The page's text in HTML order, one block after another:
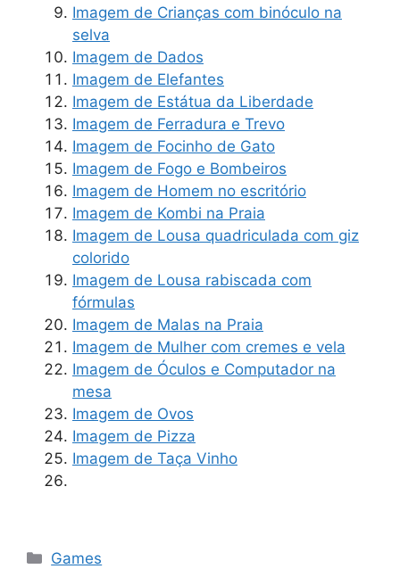
Imagem de Crianças com binóculo na
selva
Imagem de Dados
Imagem de Elefantes
Imagem de Estátua da Liberdade
Imagem de Ferradura e Trevo
Imagem de Focinho de Gato
Imagem de Fogo e Bombeiros
Imagem de Homem no escritório
Imagem de Kombi na Praia
Imagem de Lousa quadriculada com giz
colorido
Imagem de Lousa rabiscada com
fórmulas
Imagem de Malas na Praia
Imagem de Mulher com cremes e vela
Imagem de Óculos e Computador na
mesa
Imagem de Ovos
Imagem de Pizza
Imagem de Taça Vinho
Categorias
Games